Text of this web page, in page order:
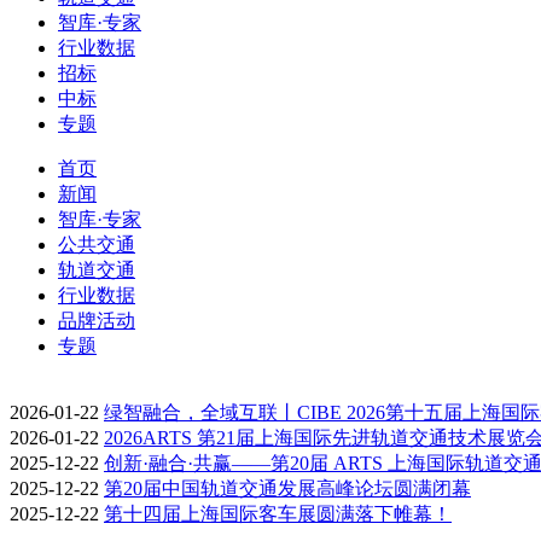
智库·专家
行业数据
招标
中标
专题
首页
新闻
智库·专家
公共交通
轨道交通
行业数据
品牌活动
专题
2026-01-22 绿智融合，全域互联丨CIBE 2026第十五届上海国
2026-01-22 2026ARTS 第21届上海国际先进轨道交通技术展览
2025-12-22 创新·融合·共赢——第20届 ARTS 上海国际轨道交
2025-12-22 第20届中国轨道交通发展高峰论坛圆满闭幕
2025-12-22 第十四届上海国际客车展圆满落下帷幕！